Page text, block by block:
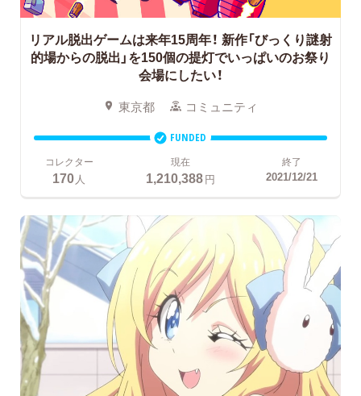
リアル脱出ゲームは来年15周年！ 新作「びっくり謎射
的場からの脱出」を150個の提灯でいっぱいのお祭り
会場にしたい！
東京都 コミュニティ
FUNDED
コレクター
170 人
現在
1,210,388円
終了
2021/12/21